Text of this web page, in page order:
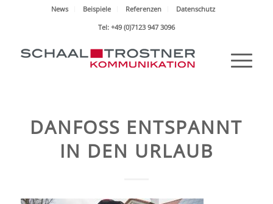
News Beispiele Referenzen
Datenschutz
Tel: +49 (0)7123 947 3096
DANFOSS ENTSPANNT
IN DEN URLAUB